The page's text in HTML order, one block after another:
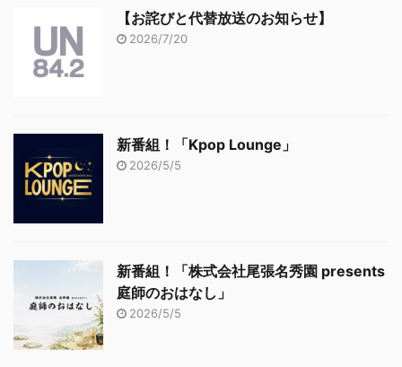
【お詫びと代替放送のお知らせ】
2026/7/20
新番組！「Kpop Lounge」
2026/5/5
新番組！「株式会社尾張名秀園 presents
庭師のおはなし」
2026/5/5